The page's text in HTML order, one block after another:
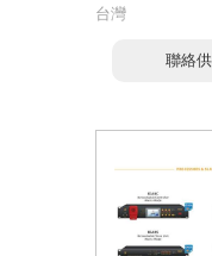
台灣
聯絡